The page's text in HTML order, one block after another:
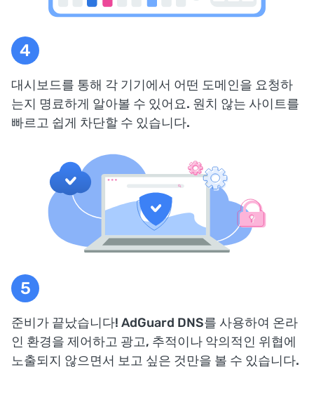
대시보드를 통해 각 기기에서 어떤 도메인을 요청하
는지 명료하게 알아볼 수 있어요. 원치 않는 사이트를
빠르고 쉽게 차단할 수 있습니다.
준비가 끝났습니다! AdGuard DNS를 사용하여 온라
인 환경을 제어하고 광고, 추적이나 악의적인 위협에
노출되지 않으면서 보고 싶은 것만을 볼 수 있습니다.